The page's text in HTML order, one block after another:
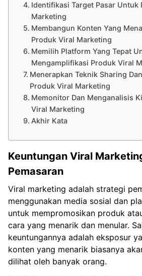
Identifikasi Target Pasar Untuk
Marketing
Membangun Konten Yang
Produk Viral Marketing
Memilih Platform Yang Tepat
Mengamplifikasi Produk Viral
Menerapkan Teknik Sharing
Produk Viral Marketing
Memonitor Dan Menganalisis
Viral Marketing
Akhir Kata
Keuntungan Viral
Pemasaran
Viral marketing adalah strategi
menggunakan media sosial dan
untuk mempromosikan produk
cara yang menarik dan menular.
keuntungannya adalah eksposur
konten yang menarik biasanya
dilihat oleh banyak orang.